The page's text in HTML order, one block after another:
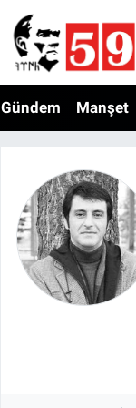
Gündem Manşet